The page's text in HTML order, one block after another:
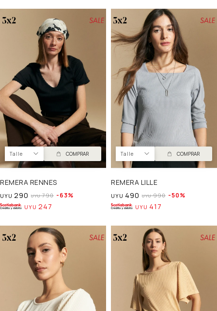
Talle COMPRAR
REMERA RENNES
UYU 290 UYU 790 63
UYU 247
Talle COMPRAR
REMERA LILLE
UYU 490 UYU 990 50
UYU 417